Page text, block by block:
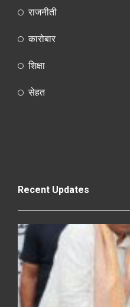
राजनीती
कारोबार
शिक्षा
सेहत
Recent Updates